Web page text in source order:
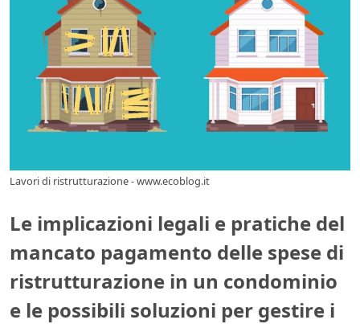
Lavori di ristrutturazione - www.ecoblog.it
Le implicazioni legali e pratiche del
mancato pagamento delle spese di
ristrutturazione in un condominio
e le possibili soluzioni per gestire i